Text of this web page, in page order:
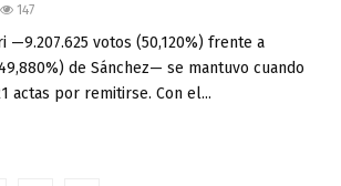
147
—9.207.625 votos (50,120%) frente a
de Sánchez— se mantuvo cuando
actas por remitirse. Con el...